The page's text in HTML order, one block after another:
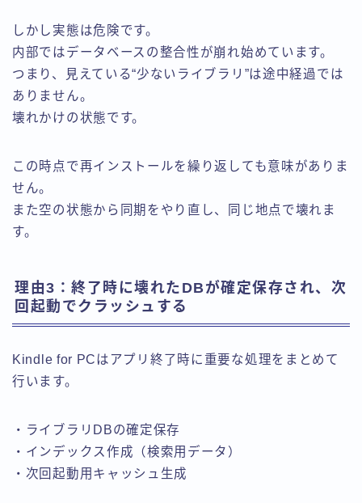
しかし実態は危険です。
内部ではデータベースの整合性が崩れ始めています。
つまり、見えている“少ないライブラリ”は途中経過では
ありません。
壊れかけの状態です。
この時点で再インストールを繰り返しても意味がありま
せん。
また空の状態から同期をやり直し、同じ地点で壊れま
す。
理由3：終了時に壊れたDBが確定保存され、次
回起動でクラッシュする
Kindle for PCはアプリ終了時に重要な処理をまとめて
行います。
・ライブラリDBの確定保存
・インデックス作成（検索用データ）
・次回起動用キャッシュ生成